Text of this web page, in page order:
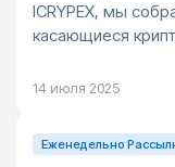
ICRYPEX, мы
касающиеся
14 июля 2025
Еженедельно